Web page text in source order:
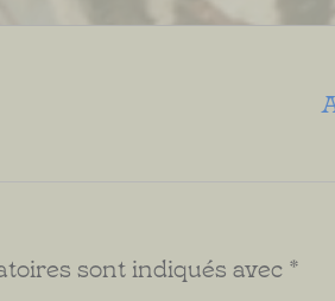
sont indiqués avec *